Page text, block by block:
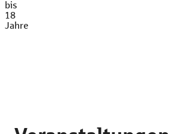
bis
18
Jahre